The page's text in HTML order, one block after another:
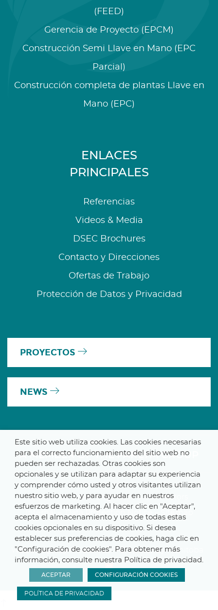
(FEED)
Gerencia de Proyecto (EPCM)
Construcción Semi Llave en Mano (EPC
Parcial)
Construcción completa de plantas Llave en
Mano (EPC)
ENLACES
PRINCIPALES
Referencias
Videos & Media
DSEC Brochures
Contacto y Direcciones
Ofertas de Trabajo
Protección de Datos y Privacidad
PROYECTOS
NEWS
A MEMBER OF THE PARLYM GROUP
© 2025 De Smet Engineers & Contractors
Internal– Data Protection Notice – Sitemap
Webdesign by ProduWeb–Graphics by Manitoba
Este sitio web utiliza cookies. Las cookies necesarias
para el correcto funcionamiento del sitio web no
pueden ser rechazadas. Otras cookies son
opcionales y se utilizan para adaptar su experiencia
y comprender cómo usted y otros visitantes utilizan
nuestro sitio web, y para ayudar en nuestros
esfuerzos de marketing. Al hacer clic en "Aceptar",
acepta el almacenamiento y uso de todas estas
cookies opcionales en su dispositivo. Si desea
establecer sus preferencias de cookies, haga clic en
"Configuración de cookies". Para obtener más
información, consulte nuestra Política de privacidad.
ACEPTAR CONFIGURACIÓN COOKIES
POLÍTICA DE PRIVACIDAD